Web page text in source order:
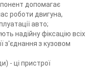
допомагає
роботи двигуна,
авто;
надійну фіксацію всіх
з'єднання з кузовом
- ці пристрої